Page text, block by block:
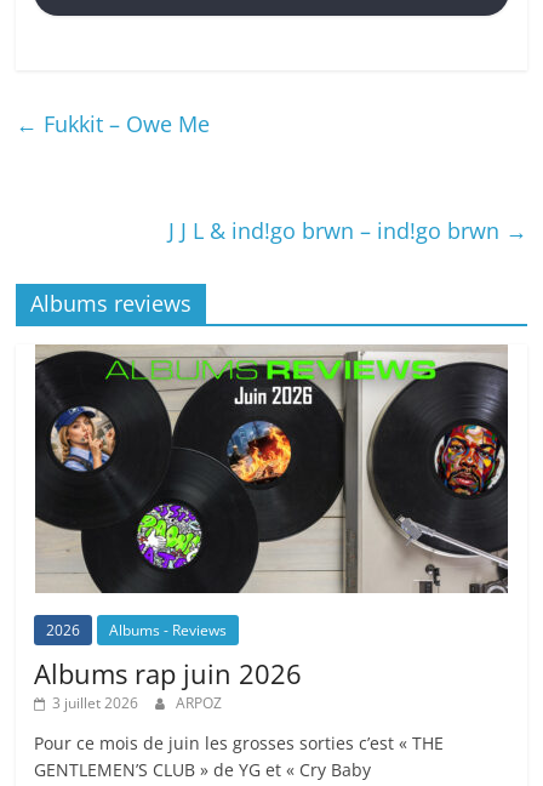
← Fukkit – Owe Me
J J L & ind!go brwn – ind!go brwn →
Albums reviews
2026 Albums - Reviews
Albums rap juin 2026
3 juillet 2026 ARPOZ
Pour ce mois de juin les grosses sorties c’est « THE
GENTLEMEN’S CLUB » de YG et « Cry Baby